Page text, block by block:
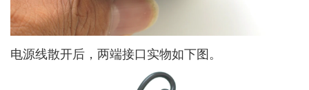
电源线散开后，两端接口实物如下图。